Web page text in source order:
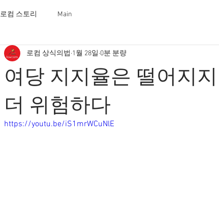
로컴 스토리 Main
여당 지지율은 떨어지
더 위험하다
로컴 상식의법 1월 28일 0분 분량
https://youtu.be/iS1mrWCuNlE